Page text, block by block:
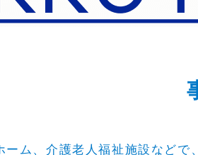
ーム、介護老人福祉施設など